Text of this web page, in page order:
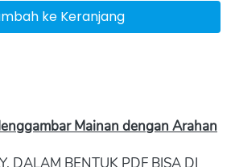
ke Keranjang
Mainan dengan Arahan
DALAM BENTUK PDF BISA DI